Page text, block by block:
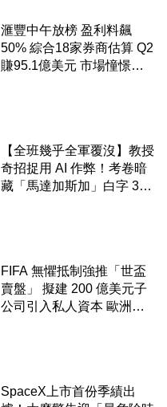
滙豐中午放榜 盈利料飆
50% 綜合18家券商估算 Q2
賺95.1億美元 市場憧憬重
【全班幾乎全軍覆沒】教授
奇招捉用 AI 作弊！考卷暗
藏「馬達加斯加」白字 35
FIFA 無懼抵制強推「世盃
賣盤」 擬建 200 億美元子
公司引入私人資本 歐洲足
SpaceX上市首份季績出